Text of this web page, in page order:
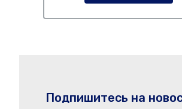
Подпишитесь на